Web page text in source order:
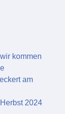
kommen
am
2024